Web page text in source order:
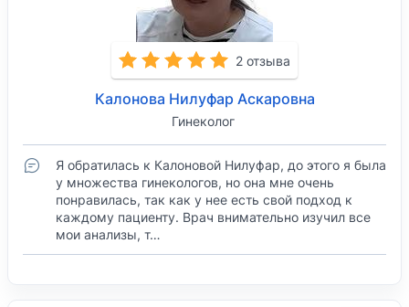
2 отзыва
Калонова Нилуфар Аскаровна
Гинеколог
Я обратилась к Калоновой Нилуфар, до этого я была
у множества гинекологов, но она мне очень
понравилась, так как у нее есть свой подход к
каждому пациенту. Врач внимательно изучил все
мои анализы, т…